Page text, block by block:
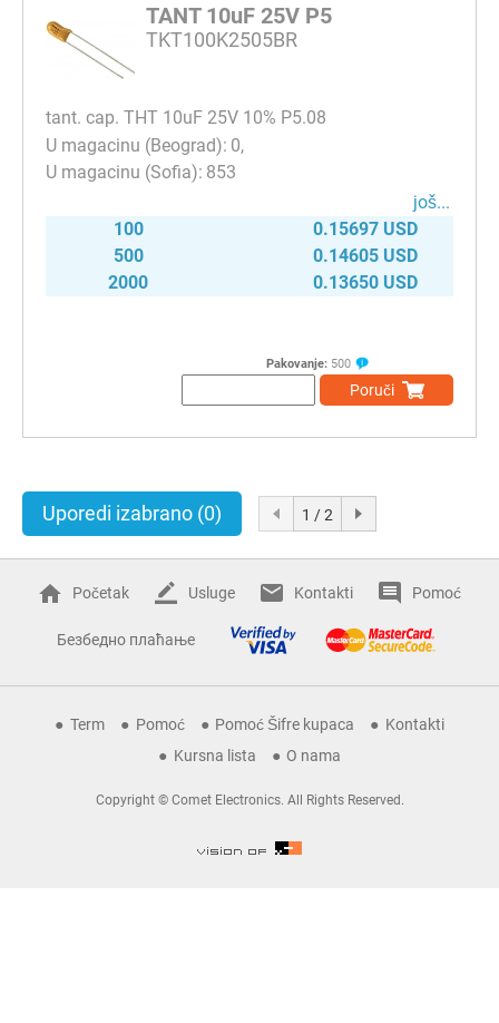
TANT 10uF 25V P5
TKT100K2505BR
tant. cap. THT 10uF 25V 10% P5.08
0
853
јоš...
100
0.15697 USD
500
0.14605 USD
2000
0.13650 USD
Pakovanje: 500
Poruči
Uporedi izabrano (0) 1 / 2
Početak Usluge Kontakti Pomoć
Безбедно плаћање
Term Pomoć Pomoć Šifre kupaca
Kontakti
Kursna lista
O nama
Copyright © Comet Electronics. All Rights Reserved.